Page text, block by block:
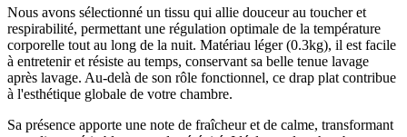
Nous avons sélectionné un tissu qui allie douceur au toucher et
respirabilité, permettant une régulation optimale de la température
corporelle tout au long de la nuit. Matériau léger (0.3kg), il est facile
à entretenir et résiste au temps, conservant sa belle tenue lavage
après lavage. Au-delà de son rôle fonctionnel, ce drap plat contribue
à l'esthétique globale de votre chambre.
Sa présence apporte une note de fraîcheur et de calme, transformant